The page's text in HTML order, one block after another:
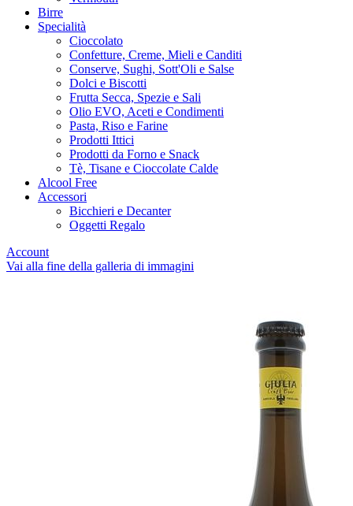
Birre
Specialità
Cioccolato
Confetture, Creme, Mieli e Canditi
Conserve, Sughi, Sott'Oli e Salse
Dolci e Biscotti
Frutta Secca, Spezie e Sali
Olio EVO, Aceti e Condimenti
Pasta, Riso e Farine
Prodotti Ittici
Prodotti da Forno e Snack
Tè, Tisane e Cioccolate Calde
Alcool Free
Accessori
Bicchieri e Decanter
Oggetti Regalo
Account
Vai alla fine della galleria di immagini